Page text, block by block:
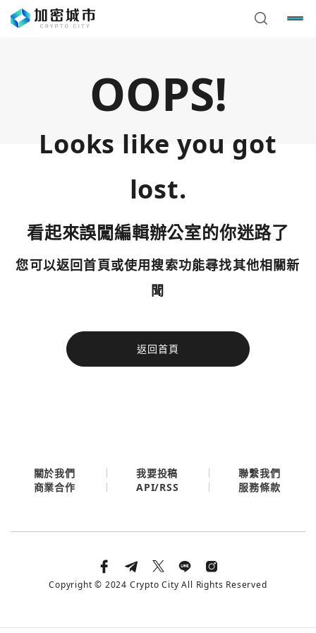
OOPS!
Looks like you got
lost.
看起來誤闖編輯辦公室的你迷路了
您可以返回首頁或使用搜索功能尋找其他相關新
聞
返回首頁
今日熱門
使用以下帳號繼續
您已閒置5分鐘，請點擊關閉按鈕或空白處，即可回到加密
今日熱門
關於我們 我要投稿
聯繫我們
商業合作
API/RSS 服務條款
Copyright © 2024 Crypto City All Rights Reserved